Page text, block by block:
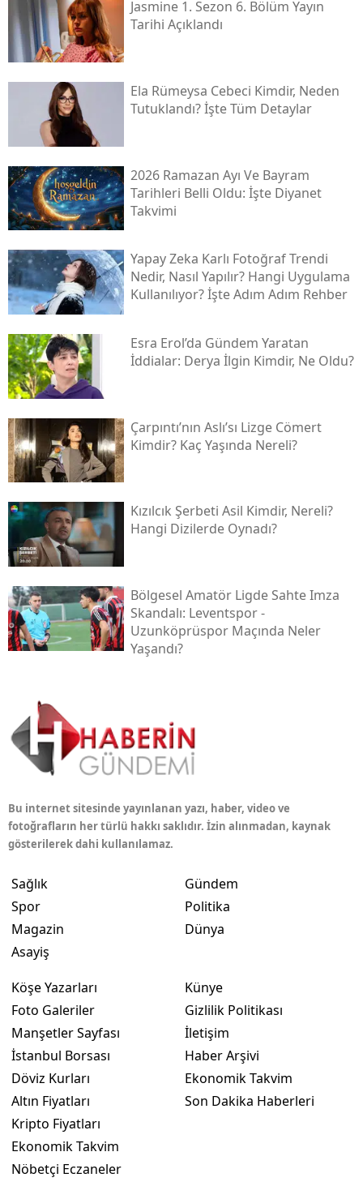
Jasmine 1. Sezon 6. Bölüm Yayın
Tarihi Açıklandı
Ela Rümeysa Cebeci Kimdir, Neden
Tutuklandı? İşte Tüm Detaylar
2026 Ramazan Ayı Ve Bayram
Tarihleri Belli Oldu: İşte Diyanet
Takvimi
Yapay Zeka Karlı Fotoğraf Trendi
Nedir, Nasıl Yapılır? Hangi Uygulama
Kullanılıyor? İşte Adım Adım Rehber
Esra Erol’da Gündem Yaratan
İddialar: Derya İlgin Kimdir, Ne Oldu?
Çarpıntı’nın Aslı’sı Lizge Cömert
Kimdir? Kaç Yaşında Nereli?
Kızılcık Şerbeti Asil Kimdir, Nereli?
Hangi Dizilerde Oynadı?
Bölgesel Amatör Ligde Sahte Imza
Skandalı: Leventspor -
Uzunköprüspor Maçında Neler
Yaşandı?
Bu internet sitesinde yayınlanan yazı, haber, video ve
fotoğrafların her türlü hakkı saklıdır. İzin alınmadan, kaynak
gösterilerek dahi kullanılamaz.
Sağlık
Spor
Magazin
Asayiş
Gündem
Politika
Dünya
Köşe Yazarları
Foto Galeriler
Manşetler Sayfası
İstanbul Borsası
Döviz Kurları
Altın Fiyatları
Kripto Fiyatları
Ekonomik Takvim
Nöbetçi Eczaneler
Künye
Gizlilik Politikası
İletişim
Haber Arşivi
Ekonomik Takvim
Son Dakika Haberleri